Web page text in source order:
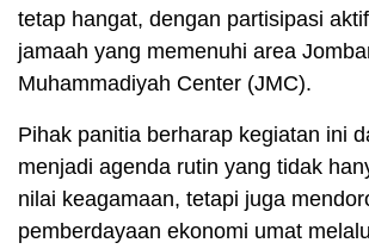
tetap hangat, dengan partisipasi
jamaah yang memenuhi area
Muhammadiyah Center (JMC).
Pihak panitia berharap kegiatan ini
menjadi agenda rutin yang tidak
nilai keagamaan, tetapi juga
pemberdayaan ekonomi umat